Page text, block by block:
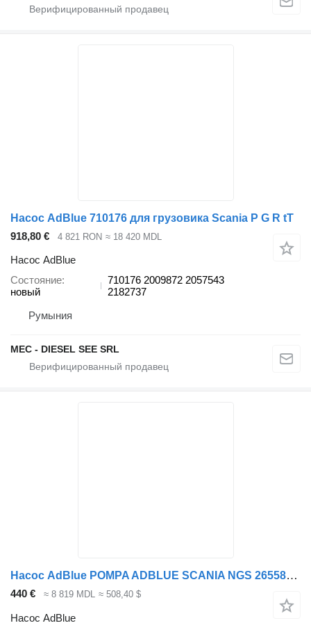
Насос AdBlue 710176 для грузовика Scania P G R tT
918,80 €
4 821 RON ≈ 18 420 MDL
Насос AdBlue
Состояние
новый
710176 2009872 2057543
2182737
Румыния
MEC - DIESEL SEE SRL
Насос AdBlue POMPA ADBLUE SCANIA NGS 2655852, 2009872, 2057543, 2549339, 2182 для грузовика Scania NGS
440 € ≈ 8 819 MDL ≈ 508,40 $
Насос AdBlue